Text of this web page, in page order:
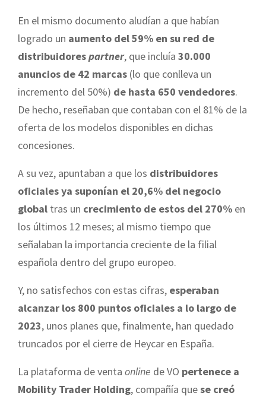
En el mismo documento aludían a que habían
logrado un aumento del 59% en su red de
distribuidorespartner, que incluía 30.000
anuncios de 42 marcas (lo que conlleva un
incremento del 50%) de hasta 650 vendedores.
De hecho, reseñaban que contaban con el 81% de la
oferta de los modelos disponibles en dichas
concesiones.
A su vez, apuntaban a que los distribuidores
oficiales ya suponían el 20,6% del negocio
global tras un crecimiento de estos del 270% en
los últimos 12 meses; al mismo tiempo que
señalaban la importancia creciente de la filial
española dentro del grupo europeo.
Y, no satisfechos con estas cifras, esperaban
alcanzar los 800 puntos oficiales a lo largo de
2023, unos planes que, finalmente, han quedado
truncados por el cierre de Heycar en España.
La plataforma de venta online de VO pertenece a
Mobility Trader Holding, compañía quese creó